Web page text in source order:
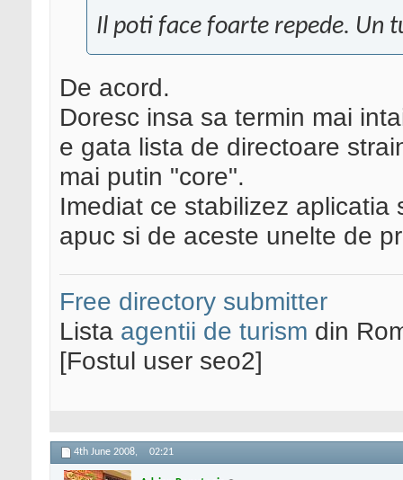
Il poti face foarte repede. Un
De acord.
Doresc insa sa termin mai
e gata lista de directoare
mai putin "core".
Imediat ce stabilizez
apuc si de aceste unelte de
Free directory submitter
Lista agentii de turism din
[Fostul user seo2]
4th June 2008, 02:21